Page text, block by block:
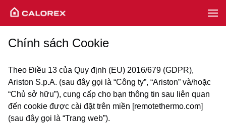
Chính sách Cookie
Theo Điều 13 của Quy định (EU) 2016/679 (GDPR),
Ariston S.p.A. (sau đây gọi là “Công ty”, “Ariston” và/hoặc
“Chủ sở hữu”), cung cấp cho bạn thông tin sau liên quan
đến cookie được cài đặt trên miền [remotethermo.com]
(sau đây gọi là “Trang web”).